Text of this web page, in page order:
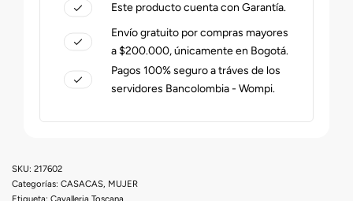
Este producto cuenta con Garantía.
Envío gratuito por compras mayores
a $200.000, únicamente en Bogotá.
Pagos 100% seguro a tráves de los
servidores Bancolombia - Wompi.
217602
Categorías: CASACAS, MUJER
Etiqueta: Cavalleria Toscana